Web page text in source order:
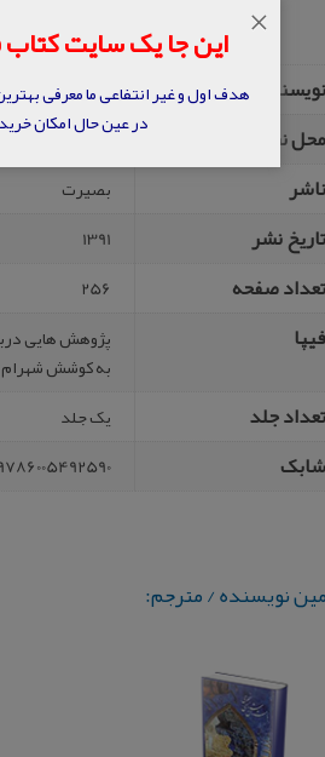
نویسنده به کوشش
محل نشر تهران
ناشر بصیرت
تاریخ نشر 1391
تعداد صفحه 256
فیپا
پژوهش‌ هایی
به کوشش شهرام زارع،
تعداد جلد یک جلد
شابک
نویسنده / مترجم:
این جا یک سایت
هدف اول و غیر انتفاعی ما معرفی
در عین حال امکان
×